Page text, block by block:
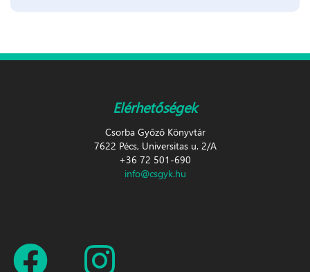
Elérhetőségek
Csorba Győző Könyvtár
7622 Pécs, Universitas u. 2/A
+36 72 501-690
info@csgyk.hu